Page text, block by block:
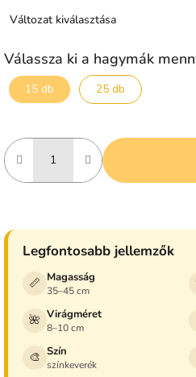
Változat kiválasztása
Válassza ki a hagymák
15 db 25 db
Legfontosabb jellemzők
📏 Magasság
35–45 cm
🌺 Virágméret
8–10 cm
🎨 Szín
színkeverék